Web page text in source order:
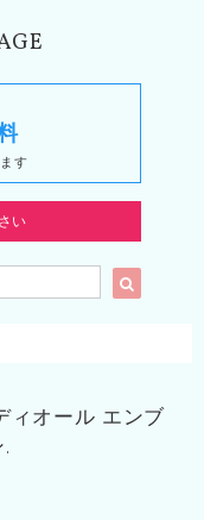
す
い
ィオール エンブ